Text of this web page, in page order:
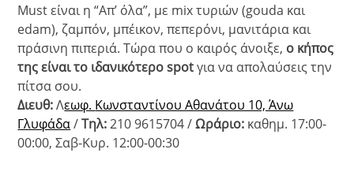
Must είναι η “Απ’ όλα”, με mix τυριών (gouda και
edam), ζαμπόν, μπέικον, πεπερόνι, μανιτάρια και
πράσινη πιπεριά. Τώρα που ο καιρός άνοιξε, ο κήπος
της είναι το ιδανικότερο spotγια να απολαύσεις την
πίτσα σου.
Διευθ:Λεωφ. Κωνσταντίνου Αθανάτου 10, Άνω
Γλυφάδα/Τηλ:210 9615704 /Ωράριο: καθημ. 17:00-
00:00, Σαβ-Κυρ. 12:00-00:30